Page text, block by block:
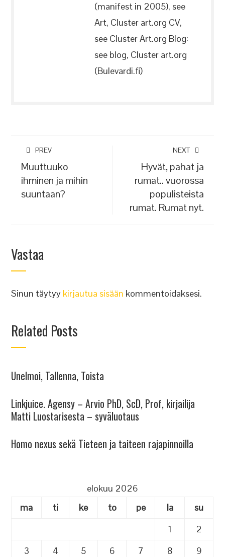
(manifest in 2005), see
Art, Cluster art.org CV,
see Cluster Art.org Blog:
see blog, Cluster art.org
(Bulevardi.fi)
PREV
Muuttuuko
ihminen ja mihin
suuntaan?
NEXT
Hyvät, pahat ja
rumat.. vuorossa
populisteista
rumat. Rumat nyt.
Vastaa
Sinun täytyy kirjautua sisään kommentoidaksesi.
Related Posts
Unelmoi, Tallenna, Toista
Linkjuice. Agensy – Arvio PhD, ScD, Prof, kirjailija
Matti Luostarisesta – syväluotaus
Homo nexus sekä Tieteen ja taiteen rajapinnoilla
elokuu 2026
ma
ti ke to pe la
su
1
2
3
4 5 6 7 8
9